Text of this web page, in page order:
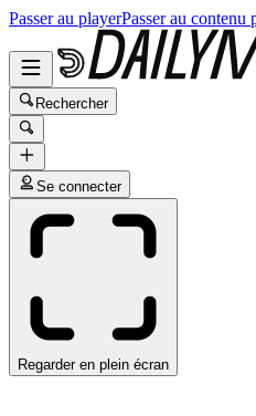
Passer au playerPasser au contenu
Rechercher
Se connecter
Regarder en plein écran